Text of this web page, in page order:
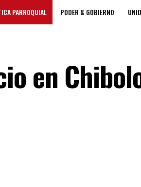
PARROQUIAL PODER & GOBIERNO
en